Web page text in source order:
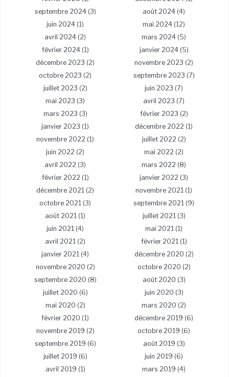
septembre 2024(3) août 2024 (4)
juin 2024 (1) mai 2024 (12)
avril 2024 (2) mars 2024 (5)
février 2024(1) janvier 2024(5)
décembre 2023 (2) novembre 2023 (2)
octobre 2023 (2) septembre 2023 (7)
juillet 2023 (2) juin 2023 (7)
mai 2023 (3) avril 2023 (7)
mars 2023 (3) février 2023 (2)
janvier 2023 (1) décembre 2022 (1)
novembre 2022 (1) juillet 2022 (2)
juin 2022 (2) mai 2022 (2)
avril 2022 (3) mars 2022 (8)
février 2022 (1) janvier 2022 (3)
décembre 2021 (2) novembre 2021 (1)
octobre 2021 (3) septembre 2021 (9)
août 2021 (1) juillet 2021 (3)
juin 2021 (4) mai 2021 (1)
avril 2021 (2) février 2021 (1)
janvier 2021 (4) décembre 2020 (2)
novembre 2020 (2) octobre 2020 (2)
septembre 2020 (8) août 2020 (3)
juillet 2020 (6) juin 2020 (3)
mai 2020 (2) mars 2020 (2)
février 2020 (1) décembre 2019 (6)
novembre 2019 (2) octobre 2019 (6)
septembre 2019 (6) août 2019 (3)
juillet 2019 (6) juin 2019 (6)
avril 2019 (1) mars 2019 (4)